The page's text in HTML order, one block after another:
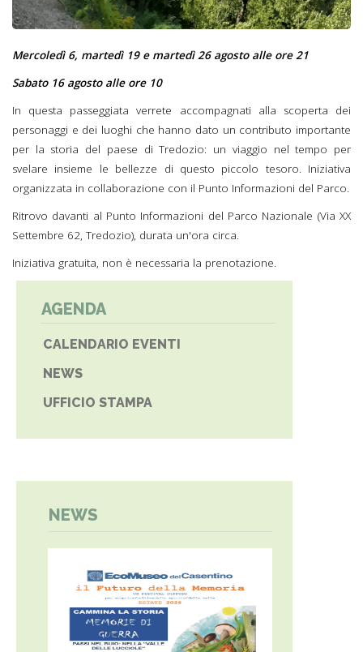
Mercoledì 6, martedì 19 e martedì 26 agosto alle ore 21
Sabato 16 agosto alle ore 10
In questa passeggiata verrete accompagnati alla scoperta dei
personaggi e dei luoghi che hanno dato un contributo importante
per la storia del paese di Tredozio: un viaggio nel tempo per
svelare insieme le bellezze di questo piccolo tesoro. Iniziativa
organizzata in collaborazione con il Punto Informazioni del Parco.
Ritrovo davanti al Punto Informazioni del Parco Nazionale (Via XX
Settembre 62, Tredozio), durata un'ora circa.
Iniziativa gratuita, non è necessaria la prenotazione.
AGENDA
CALENDARIO EVENTI
NEWS
UFFICIO STAMPA
NEWS